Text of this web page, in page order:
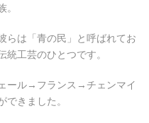
らは「青の民」と呼ばれてお
工芸のひとつです。
ール→フランス→チェンマイ
きました。